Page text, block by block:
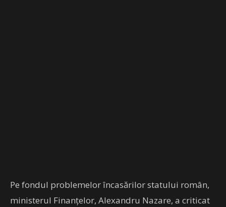
Pe fondul problemelor încasărilor statului român,
ministerul Finanțelor, Alexandru Nazare, a criticat